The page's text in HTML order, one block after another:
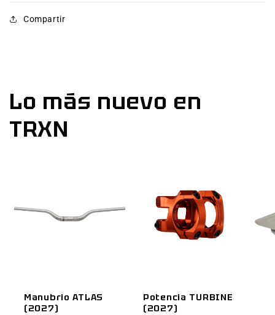
Compartir
Lo más nuevo en
TRXN
Manubrio ATLAS
(2027)
Potencia TURBINE
(2027)